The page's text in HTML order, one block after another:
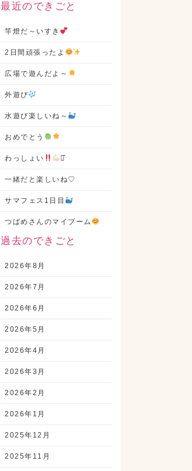
最近のできごと
竿燈だ～いすき
2日間頑張ったよ
広場で遊んだよ～
外遊び
水遊び楽しいね～
おめでとう
わっしょい ⋆͛
一緒だと楽しいね♡
サマフェス1日目
つばめさんのマイブーム
過去のできごと
2026年8月
2026年7月
2026年6月
2026年5月
2026年4月
2026年3月
2026年2月
2026年1月
2025年12月
2025年11月